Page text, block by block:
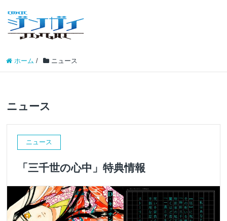
ホーム / ニュース
ニュース
ニュース
「三千世の心中」特典情報